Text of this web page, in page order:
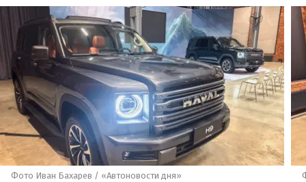
Фото Иван Бахарев / «Автоновости дня»